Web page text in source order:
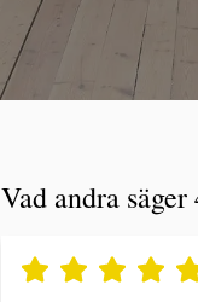
Vad andra säger